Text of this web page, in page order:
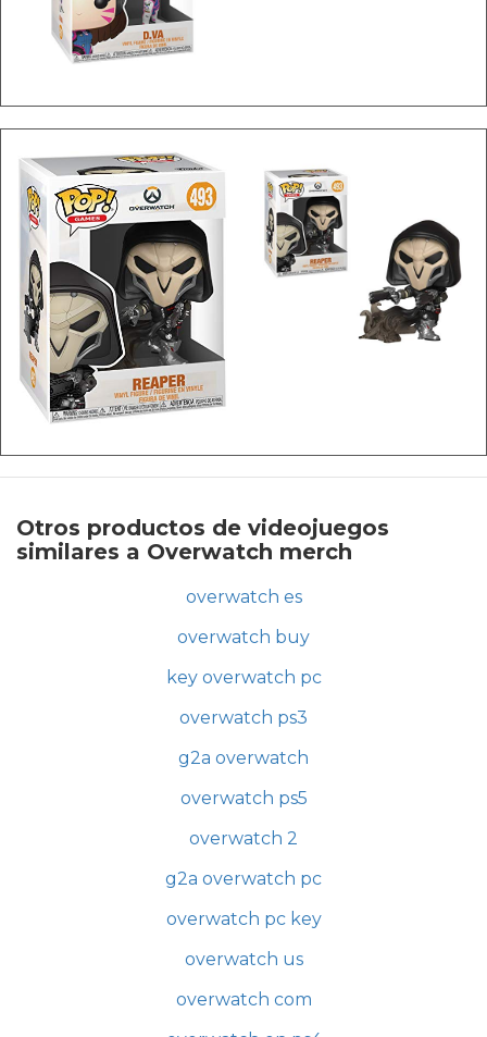
Otros productos de videojuegos
similares a Overwatch merch
overwatch es
overwatch buy
key overwatch pc
overwatch ps3
g2a overwatch
overwatch ps5
overwatch 2
g2a overwatch pc
overwatch pc key
overwatch us
overwatch com